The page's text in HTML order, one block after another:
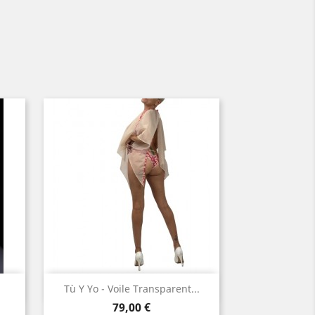
Tù Y Yo - Voile Transparent...
Prix
79,00 €
Aperçu rapide
Nude